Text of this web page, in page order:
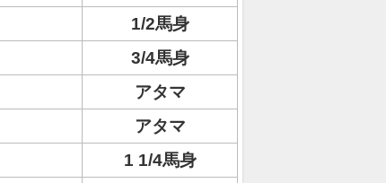
1/2馬身
3/4馬身
アタマ
アタマ
1 1/4馬身